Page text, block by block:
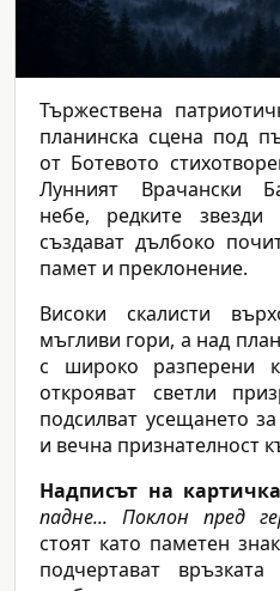
Тържествена
планинска сцена под
от Ботевото
Лунният Врачански
небе, редките
създават дълбоко
памет и преклонение.
Високи скалисти
мъгливи гори, а над
с широко разперени
открояват светли
подсилват усещането
и вечна признателност
Надписът на
падне... Поклон пред
стоят като паметен
подчертават